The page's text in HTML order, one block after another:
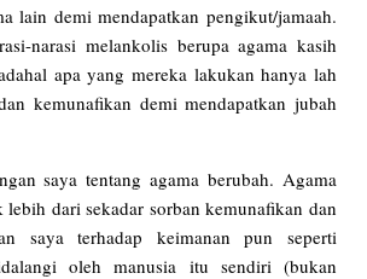
lain demi mendapatkan pengikut/jamaah.
narasi melankolis berupa agama kasih
apa yang mereka lakukan hanya lah
kemunafikan demi mendapatkan jubah
saya tentang agama berubah. Agama
dari sekadar sorban kemunafikan dan
saya terhadap keimanan pun seperti
oleh manusia itu sendiri (bukan